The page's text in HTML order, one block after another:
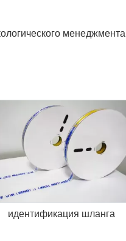
менеджмента
идентификация шланга